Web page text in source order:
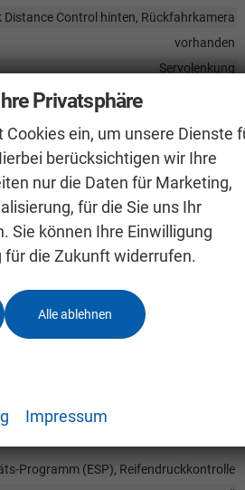
Control hinten, Rückfahrkamera
vorhanden
Servolenkung
LED-Scheinwerfer, Fernlichtassistent
vorhanden
Zentralverriegelung (Keyless Go)
Abnehmbar
Außenspiegel elektrisch verstellbar
und hintere Seitenscheiben abgedunkelt)
Programm (ESP), Reifendruckkontrolle
Privatsphäre
Cookies ein, um unsere Dienste
berücksichtigen wir Ihre
nur die Daten für Marketing,
für die Sie uns Ihr
Sie können Ihre Einwilligung
für die Zukunft widerrufen.
Alle ablehnen
Impressum